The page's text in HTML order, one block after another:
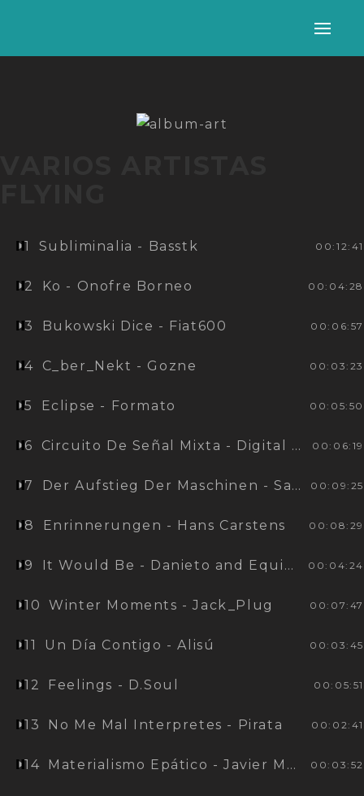
1 Subliminalia - Basstk 00:12:41
2 Ko - Onofre Borneo 00:04:28
3 Bukowski Dice - Fiat600 00:06:57
4 C_ber_Nekt - Gozne 00:03:23
5 Eclipse - Formato 00:05:50
6 Circuito De Señal Mixta - Digital Volt 00:06:19
7 Der Aufstieg Der Maschinen - Sasha Yeller 00:09:25
8 Enrinnerungen - Hans Carstens 00:08:29
9 It Would Be - Danieto and Equipo 00:04:24
10 Winter Moments - Jack_Plug 00:07:47
11 Un Día Contigo - Alisú 00:03:45
12 Feelings - D.Soul 00:05:51
13 No Me Mal Interpretes - Pirata 00:02:41
14 Materialismo Epático - Javier Moraga 00:03:52